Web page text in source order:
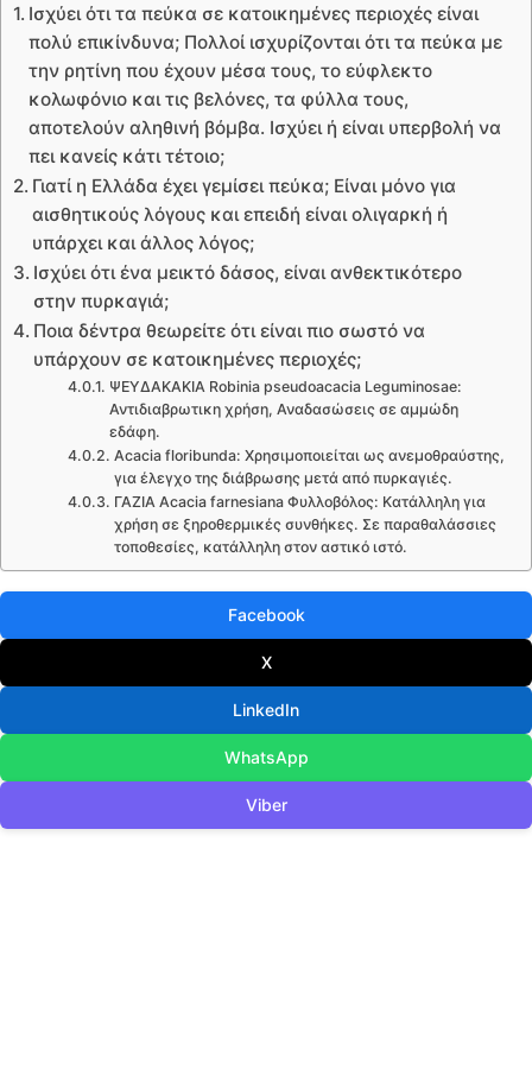
Ισχύει ότι τα πεύκα σε κατοικημένες περιοχές είναι
πολύ επικίνδυνα; Πολλοί ισχυρίζονται ότι τα πεύκα με
την ρητίνη που έχουν μέσα τους, το εύφλεκτο
κολωφόνιο και τις βελόνες, τα φύλλα τους,
αποτελούν αληθινή βόμβα. Ισχύει ή είναι υπερβολή να
πει κανείς κάτι τέτοιο;
Γιατί η Ελλάδα έχει γεμίσει πεύκα; Είναι μόνο για
αισθητικούς λόγους και επειδή είναι ολιγαρκή ή
υπάρχει και άλλος λόγος;
Ισχύει ότι ένα μεικτό δάσος, είναι ανθεκτικότερο
στην πυρκαγιά;
Ποια δέντρα θεωρείτε ότι είναι πιο σωστό να
υπάρχουν σε κατοικημένες περιοχές;
ΨΕΥ∆ΑΚΑΚΙΑ Robinia pseudoacacia Leguminosae:
Αντιδιαβρωτικη χρήση, Αναδασώσεις σε αμμώδη
εδάφη.
Acacia floribunda: Χρησιμοποιείται ως ανεμοθραύστης,
για έλεγχο της διάβρωσης μετά από πυρκαγιές.
ΓΑΖΙΑ Acacia farnesiana Φυλλοβόλος: Κατάλληλη για
χρήση σε ξηροθερμικές συνθήκες. Σε παραθαλάσσιες
τοποθεσίες, κατάλληλη στον αστικό ιστό.
Facebook
X
LinkedIn
WhatsApp
Viber